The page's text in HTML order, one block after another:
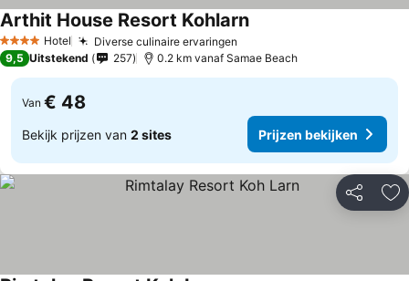
4 SterrenHotel Diverse culinaire ervaringen
Arthit House Resort KohlarnPrijzen bekijken
9,5 Uitstekend 257 0.2 km vanaf Samae Beach
Van € 48
Bekijk prijzen van 2 sites Prijzen bekijken
Delen